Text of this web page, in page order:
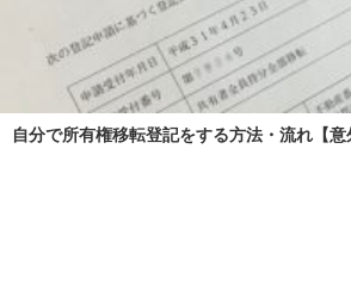
自分で所有権移転登記をする方法・流れ【意